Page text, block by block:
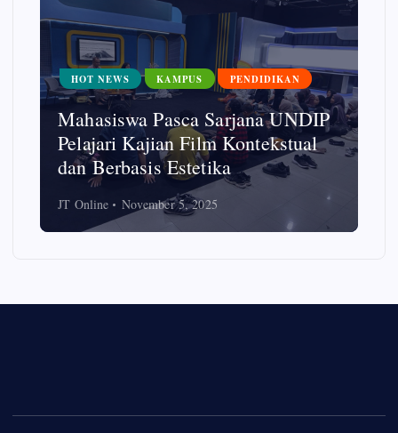
HOT NEWS UMKM
FISIP UNDIP Beri Literasi Digital
pada Ibu-ibu PKK untuk Cegah
Hoaks
JT Online October 7, 2025